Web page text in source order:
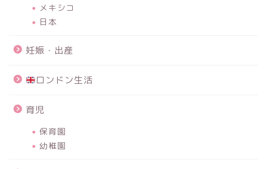
メキシコ
日本
妊娠・出産
ロンドン生活
育児
保育園
幼稚園